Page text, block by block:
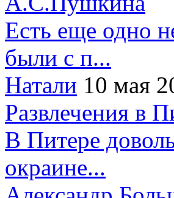
Есть еще одно
были с п...
Натали 10 мая
Развлечения в
В Питере
окраине...